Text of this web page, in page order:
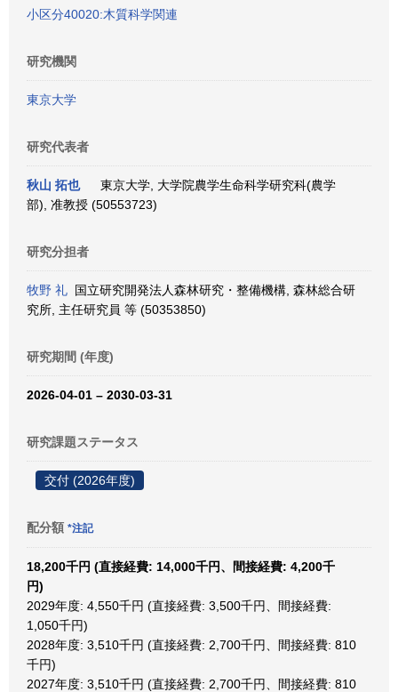
小区分40020:木質科学関連
研究機関
東京大学
研究代表者
秋山 拓也
東京大学, 大学院農学生命科学研究科(農学
部), 准教授 (50553723)
研究分担者
牧野 礼 国立研究開発法人森林研究・整備機構, 森林総合研
究所, 主任研究員 等 (50353850)
研究期間 (年度)
2026-04-01 – 2030-03-31
研究課題ステータス
交付 (2026年度)
配分額 *注記
18,200千円 (直接経費: 14,000千円、間接経費: 4,200千
円)
2029年度: 4,550千円 (直接経費: 3,500千円、間接経費:
1,050千円)
2028年度: 3,510千円 (直接経費: 2,700千円、間接経費: 810
千円)
2027年度: 3,510千円 (直接経費: 2,700千円、間接経費: 810